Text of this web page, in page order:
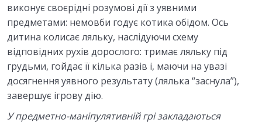
виконує своєрідні розумові дії з уявними
предметами: немовби годує котика обідом. Ось
дитина колисає ляльку, наслідуючи схему
відповідних рухів дорослого: тримає ляльку під
грудьми, гойдає її кілька разів і, маючи на увазі
досягнення уявного результату (лялька “заснула”),
завершує ігрову дію.
У предметно-маніпулятивній грі закладаються